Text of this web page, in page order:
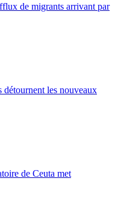
de migrants arrivant par
détournent les nouveaux
de Ceuta met